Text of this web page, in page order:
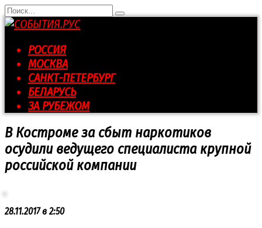
Перейти
к
контенту
Search
for:
РОССИЯ
МОСКВА
САНКТ-ПЕТЕРБУРГ
БЕЛАРУСЬ
ЗА РУБЕЖОМ
В Костроме за сбыт наркотиков
осудили ведущего специалиста крупной
российской компании
28.11.2017 в 2:50